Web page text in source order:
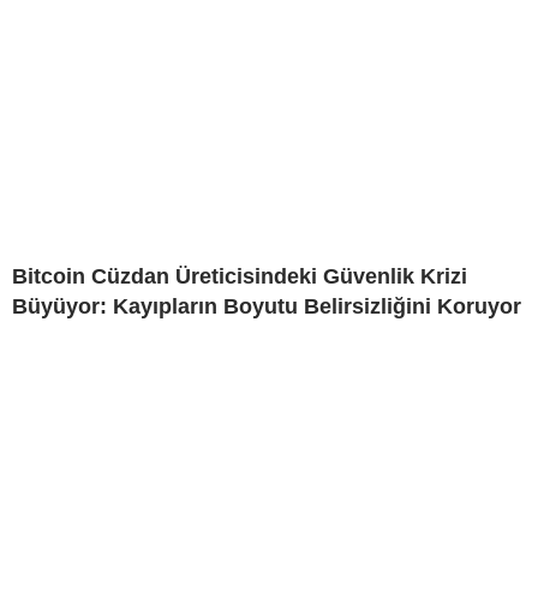
Bitcoin Cüzdan Üreticisindeki Güvenlik Krizi
Büyüyor: Kayıpların Boyutu Belirsizliğini Koruyor